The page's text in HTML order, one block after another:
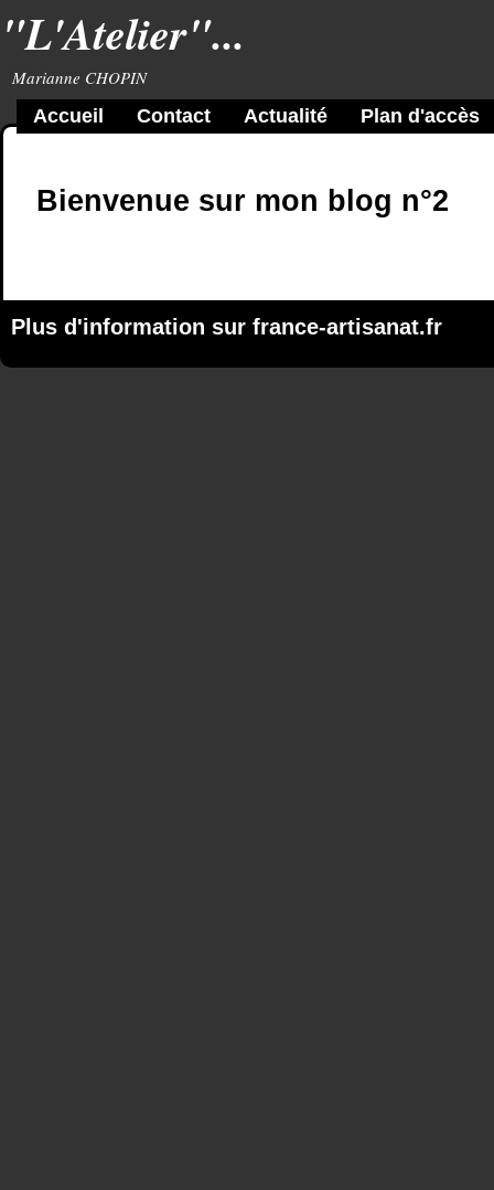
"L'Atelier"...
Marianne CHOPIN
Bienvenue sur mon blog n°2
Plus d'information sur france-artisanat.fr
Accueil Contact Actualité Plan d'accès